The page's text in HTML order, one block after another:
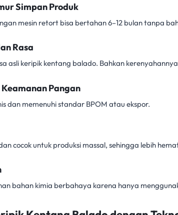
Simpan Produk
mesin retort bisa bertahan 6–12 bulan tanpa
Rasa
asli keripik kentang balado. Bahkan
Pangan
dan memenuhi standar BPOM atau ekspor.
cocok untuk produksi massal, sehingga lebih
bahan kimia berbahaya karena hanya